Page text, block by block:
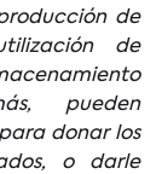
de
de
pueden
donar los
o darle